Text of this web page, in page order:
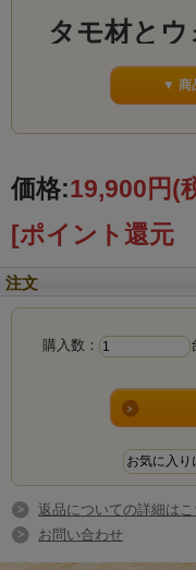
タモ材とウ
み合わせ
A4ミ
▼ 商
価格:19,900円(
[ポイント還元
注文
購入数：
返品についての詳細はこ
お問い合わせ